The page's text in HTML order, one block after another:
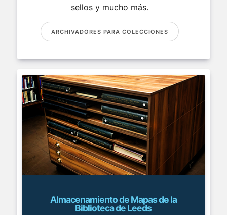
sellos y mucho más.
ARCHIVADORES PARA COLECCIONES
Almacenamiento de Mapas de la
Biblioteca de Leeds